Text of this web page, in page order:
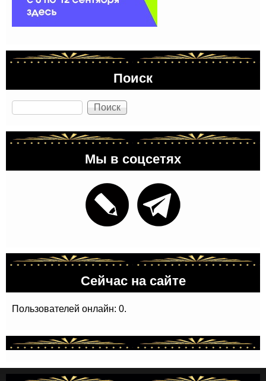
Поиск
Поиск
Мы в соцсетях
Сейчас на сайте
Пользователей онлайн: 0.